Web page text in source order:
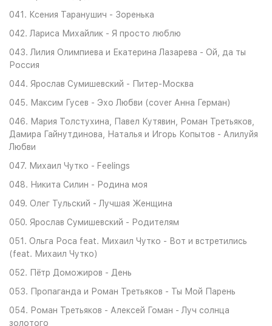
041. Ксения Таранушич - Зоренька
042. Лариса Михайлик - Я просто люблю
043. Лилия Олимпиева и Екатерина Лазарева - Ой, да ты
Россия
044. Ярослав Сумишевский - Питер-Москва
045. Максим Гусев - Эхо Любви (cover Анна Герман)
046. Мария Толстухина, Павел Кутявин, Роман Третьяков,
Дамира Гайнутдинова, Наталья и Игорь Копытов - Алилуйя
Любви
047. Михаил Чутко - Feelings
048. Никита Силин - Родина моя
049. Олег Тульский - Лучшая Женщина
050. Ярослав Сумишевский - Родителям
051. Ольга Роса feat. Михаил Чутко - Вот и встретились
(feat. Михаил Чутко)
052. Пётр Доможиров - День
053. Пропаганда и Роман Третьяков - Ты Мой Парень
054. Роман Третьяков - Алексей Гоман - Луч солнца
золотого